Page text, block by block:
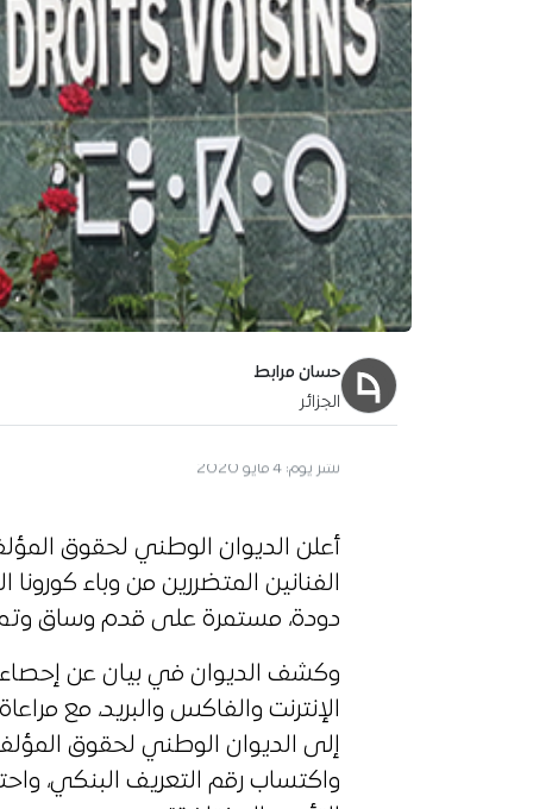
حسان مرابط
الجزائر
آخر تحديث: 5 مايو 2020
أعلن الديوان الوطني لحقوق
الفنانين المتضررين من وباء
دودة، مستمرة على قدم وساق وتم دفع
الإنترنت والفاكس والبريد، مع
إلى الديوان الوطني لحقوق
واكتساب رقم التعريف البنكي،